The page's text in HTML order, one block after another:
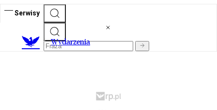
Serwisy
Wydarzenia